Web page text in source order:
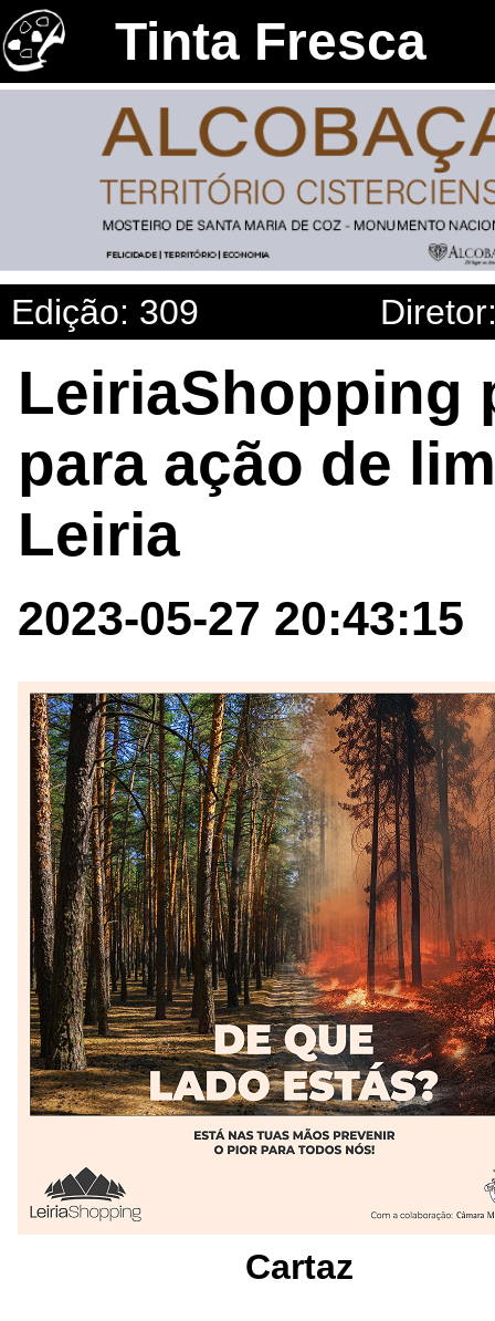
Tinta Fresca
Edição: 309
LeiriaShopping
para ação de
Leiria
2023-05-27 20:43:15
Cartaz